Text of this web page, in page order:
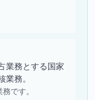
業務とする国家
務。
です。